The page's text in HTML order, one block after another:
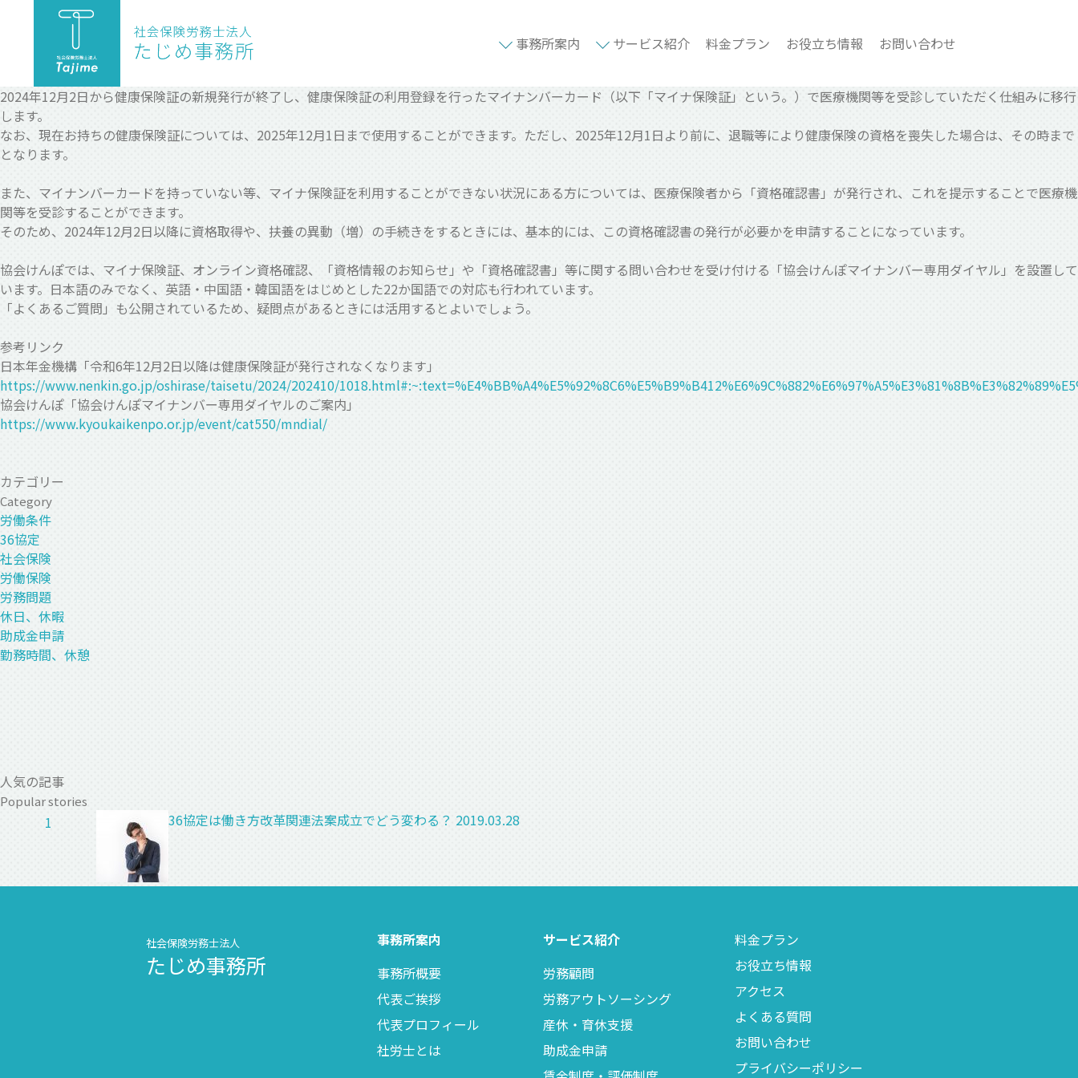
事務所案内 サービス紹介 料金プラン お役立ち情報 お問い合わせ
2024年12月2日から健康保険証の新規発行が終了し、健康保険証の利用登録を行ったマイナンバーカード（以下「マイナ保険証」という。）で医療機関等を受診していただく仕組みに移行
します。
なお、現在お持ちの健康保険証については、2025年12月1日まで使用することができます。ただし、2025年12月1日より前に、退職等により健康保険の資格を喪失した場合は、その時まで
となります。
また、マイナンバーカードを持っていない等、マイナ保険証を利用することができない状況にある方については、医療保険者から「資格確認書」が発行され、これを提示することで医療機
関等を受診することができます。
そのため、2024年12月2日以降に資格取得や、扶養の異動（増）の手続きをするときには、基本的には、この資格確認書の発行が必要かを申請することになっています。
協会けんぽでは、マイナ保険証、オンライン資格確認、「資格情報のお知らせ」や「資格確認書」等に関する問い合わせを受け付ける「協会けんぽマイナンバー専用ダイヤル」を設置して
います。日本語のみでなく、英語・中国語・韓国語をはじめとした22か国語での対応も行われています。
「よくあるご質問」も公開されているため、疑問点があるときには活用するとよいでしょう。
参考リンク
日本年金機構「令和6年12月2日以降は健康保険証が発行されなくなります」
https://www.nenkin.go.jp/oshirase/taisetu/2024/202410/
協会けんぽ「協会けんぽマイナンバー専用ダイヤルのご案内」
https://www.kyoukaikenpo.or.jp/event/cat550/mndial/
カテゴリー
Category
労働条件
36協定
社会保険
労働保険
労務問題
休日、休暇
助成金申請
勤務時間、休憩
人気の記事
Popular stories
1 36協定は働き方改革関連法案成立でどう変わる？ 2019.03.28
社会保険労務士法人
たじめ事務所
事務所案内
事務所概要
代表ご挨拶
代表プロフィール
社労士とは
サービス紹介
労務顧問
労務アウトソーシング
産休・育休支援
助成金申請
料金プラン
お役立ち情報
アクセス
よくある質問
お問い合わせ
プライバシーポリシー